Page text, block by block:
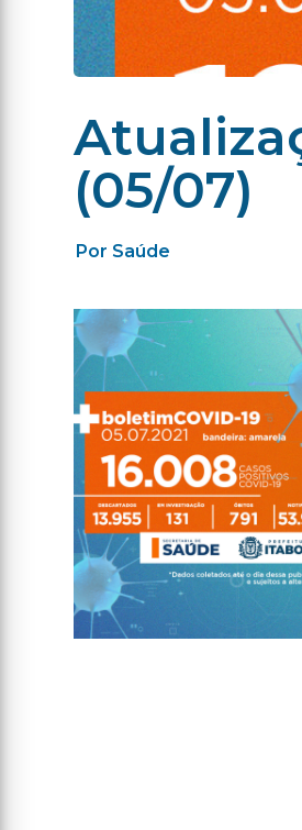
(05/07)
Por Saúde